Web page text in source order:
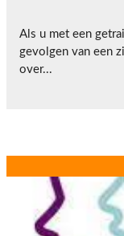
Als u met een
gevolgen van een
over...